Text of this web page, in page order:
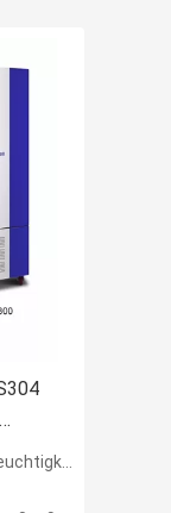
Inkubator